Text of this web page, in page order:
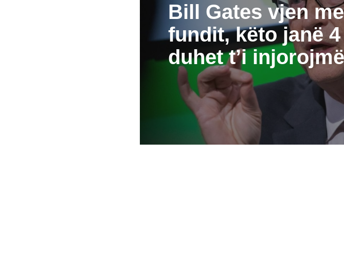
Bill Gates vjen
fundit, këto janë
duhet t’i injorojmë